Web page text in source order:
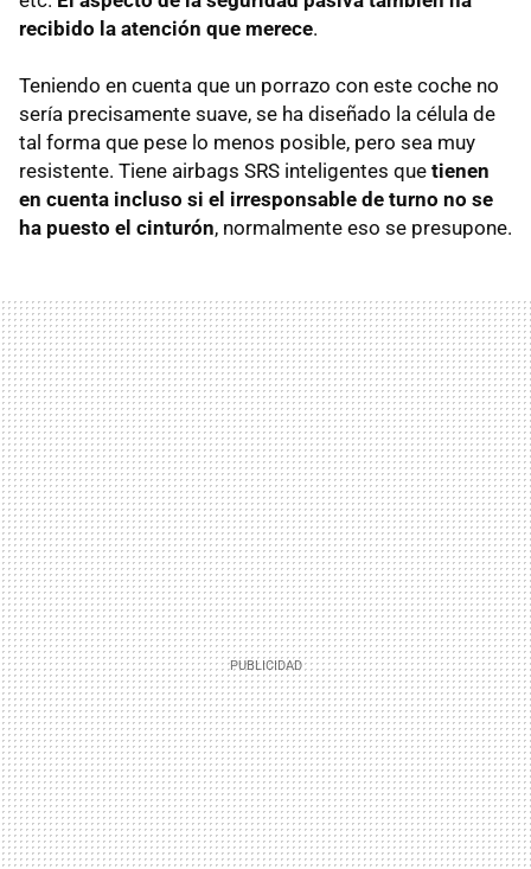
recibido la atención que merece.
Teniendo en cuenta que un porrazo con este coche no
sería precisamente suave, se ha diseñado la célula de
tal forma que pese lo menos posible, pero sea muy
resistente. Tiene airbags SRS inteligentes que tienen
en cuenta incluso si el irresponsable de turno no se
ha puesto el cinturón, normalmente eso se presupone.